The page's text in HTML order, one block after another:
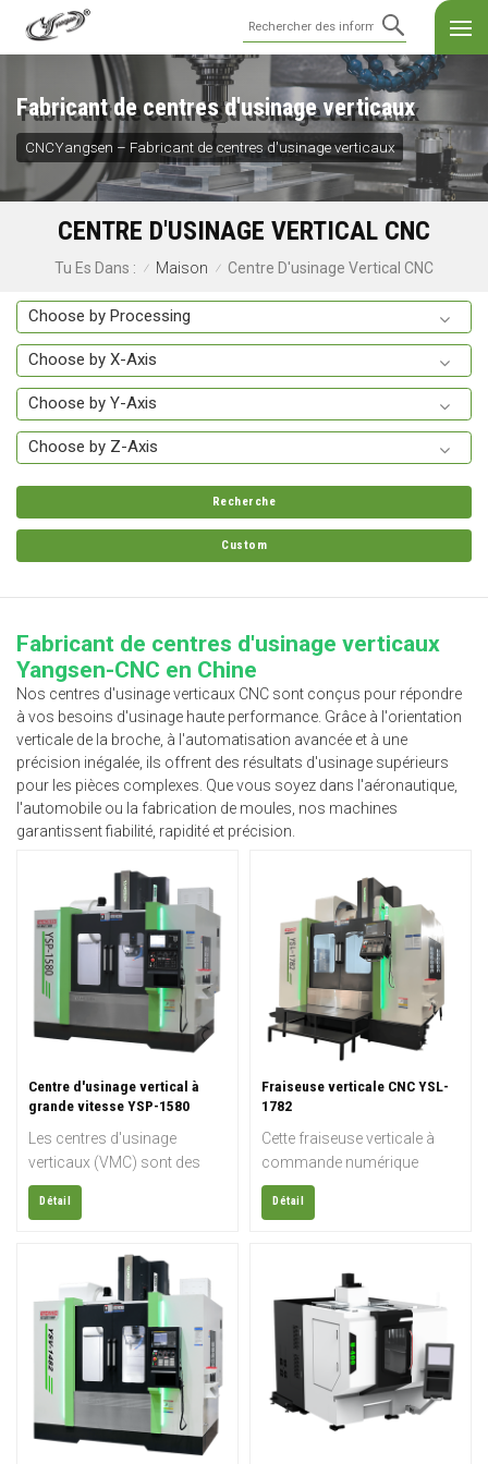
Fabricant de centres d'usinage verticaux
CNCYangsen – Fabricant de centres d'usinage verticaux
CENTRE D'USINAGE VERTICAL CNC
Tu Es Dans : / Maison / Centre D'usinage Vertical CNC
Recherche
Custom
Fabricant de centres d'usinage verticaux
Yangsen-CNC en Chine
Nos centres d'usinage verticaux CNC sont conçus pour répondre
à vos besoins d'usinage haute performance. Grâce à l'orientation
verticale de la broche, à l'automatisation avancée et à une
précision inégalée, ils offrent des résultats d'usinage supérieurs
pour les pièces complexes. Que vous soyez dans l'aéronautique,
l'automobile ou la fabrication de moules, nos machines
garantissent fiabilité, rapidité et précision.
Centre d'usinage vertical à
grande vitesse YSP-1580
Les centres d'usinage
verticaux (VMC) sont des
machines-outils
automatisées pour le travail
principale est verticale. De
nos jours, les ateliers
d'usinage professionnels et
les usines de fabrication
utilisent majoritairement des
machines-outils à
commande numérique
(CNC). Un VMC est une
machine adaptée aux
Détail
Fraiseuse verticale CNC YSL-
1782
Cette fraiseuse verticale à
commande numérique
(CNC), également appelée
fraiseuse verticale, est
rendement de l'acier, de
l'aluminium, de la fonte et
d'autres métaux. Sa
structure rigide, sa stabilité et
sa configuration flexible la
rendent idéale pour la
fabrication de moules, de
Détail